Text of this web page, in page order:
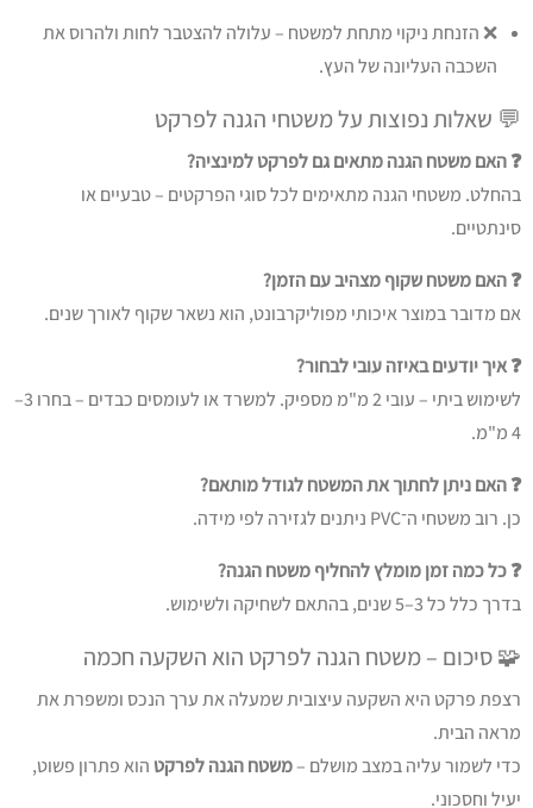
❌ הזנחת ניקוי מתחת למשטח – עלולה להצטבר לחות ולהרוס את
השכבה העליונה של העץ.
💬 שאלות נפוצות על משטחי הגנה לפרקט
❓ האם משטח הגנה מתאים גם לפרקט למינציה?
בהחלט. משטחי הגנה מתאימים לכל סוגי הפרקטים – טבעיים או
סינתטיים.
❓ האם משטח שקוף מצהיב עם הזמן?
אם מדובר במוצר איכותי מפוליקרבונט, הוא נשאר שקוף לאורך שנים.
❓ איך יודעים באיזה עובי לבחור?
לשימוש ביתי – עובי 2 מ"מ מספיק. למשרד או לעומסים כבדים – בחרו 3–
4 מ"מ.
❓ האם ניתן לחתוך את המשטח לגודל מותאם?
כן. רוב משטחי ה־PVC ניתנים לגזירה לפי מידה.
❓ כל כמה זמן מומלץ להחליף משטח הגנה?
בדרך כלל כל 3–5 שנים, בהתאם לשחיקה ולשימוש.
🧩 סיכום – משטח הגנה לפרקט הוא השקעה חכמה
רצפת פרקט היא השקעה עיצובית שמעלה את ערך הנכס ומשפרת את
מראה הבית.
כדי לשמור עליה במצב מושלם –משטח הגנה לפרקט הוא פתרון פשוט,
יעיל וחסכוני.